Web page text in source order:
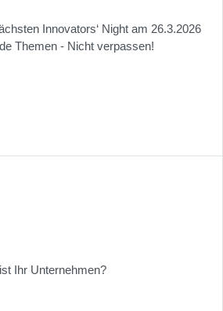
Innovators‘ Night am 26.3.2026
Themen - Nicht verpassen!
Ihr Unternehmen?